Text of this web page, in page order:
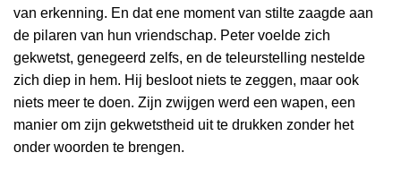
van erkenning. En dat ene moment van stilte zaagde aan
de pilaren van hun vriendschap. Peter voelde zich
gekwetst, genegeerd zelfs, en de teleurstelling nestelde
zich diep in hem. Hij besloot niets te zeggen, maar ook
niets meer te doen. Zijn zwijgen werd een wapen, een
manier om zijn gekwetstheid uit te drukken zonder het
onder woorden te brengen.